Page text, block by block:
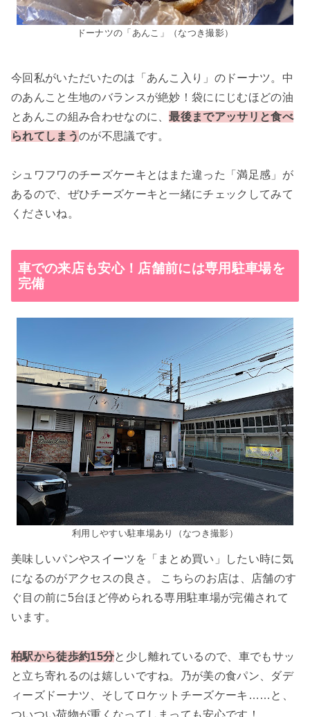
ドーナツの「あんこ」（なつき撮影）
今回私がいただいたのは「あんこ入り」のドーナツ。中
のあんこと生地のバランスが絶妙！袋ににじむほどの油
とあんこの組み合わせなのに、最後までアッサリと食べ
られてしまうのが不思議です。
シュワフワのチーズケーキとはまた違った「満足感」が
あるので、ぜひチーズケーキと一緒にチェックしてみて
くださいね。
車での来店も安心！店舗前には専用駐車場を
完備
利用しやすい駐車場あり（なつき撮影）
美味しいパンやスイーツを「まとめ買い」したい時に気
になるのがアクセスの良さ。 こちらのお店は、店舗のす
ぐ目の前に5台ほど停められる専用駐車場が完備されて
います。
柏駅から徒歩約15分と少し離れているので、車でもサッ
と立ち寄れるのは嬉しいですね。乃が美の食パン、ダデ
ィーズドーナツ、そしてロケットチーズケーキ……と、
ついつい荷物が重くなってしまっても安心です！